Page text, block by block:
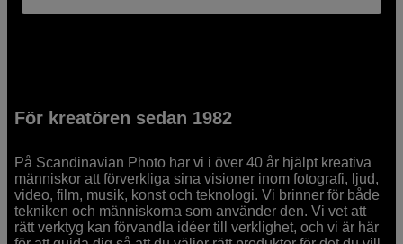
För kreatören sedan 1982
På Scandinavian Photo har vi i över 40 år hjälpt kreativa
människor att förverkliga sina visioner inom fotografi, ljud,
video, film, musik, konst och teknologi. Vi brinner för både
tekniken och människorna som använder den. Vi vet att
rätt verktyg kan förvandla idéer till verklighet, och vi är här